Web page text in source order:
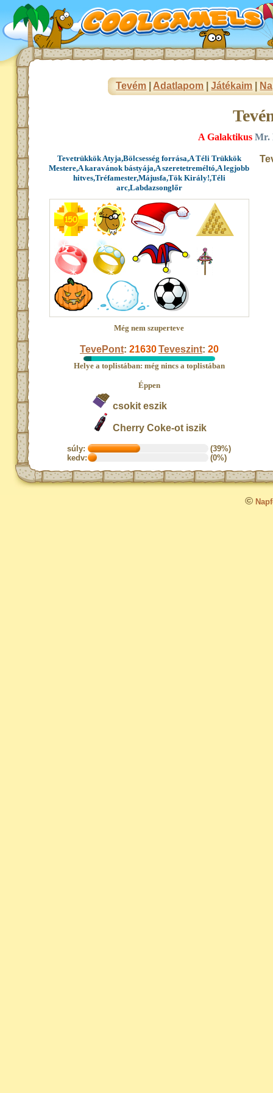
Tevém Adatlapom |Játékaim
A Galaktikus Mr.
Tevetrükkök Atyja,Bölcsesség forrása,A Téli Trükkök
Mestere,A karavánok bástyája,A szeretetreméltó,A legjobb
hitves,Tréfamester,Májusfa,Tök Király!,Téli
arc,Labdazsonglőr
Még nem szuperteve
TevePont: 21630Teveszint: 20
Helye a toplistában: még nincs a toplistában
Éppen
csokit eszik
Cherry Coke-ot iszik
súly:
(39%)
kedv:
(0%)
©